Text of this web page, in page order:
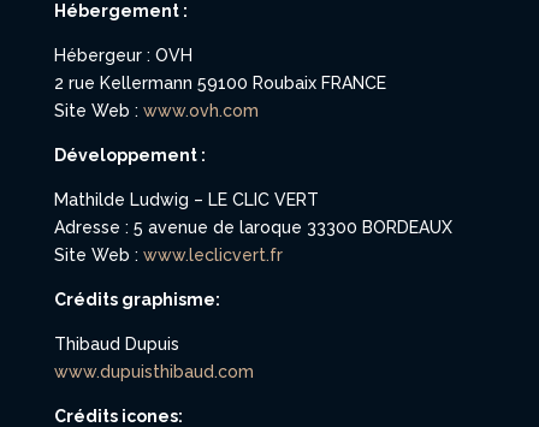
Hébergement :
Hébergeur : OVH
2 rue Kellermann 59100 Roubaix FRANCE
Site Web : www.ovh.com
Développement :
Mathilde Ludwig – LE CLIC VERT
Adresse : 5 avenue de laroque 33300 BORDEAUX
Site Web : www.leclicvert.fr
Crédits graphisme:
Thibaud Dupuis
www.dupuisthibaud.com
Crédits icones: